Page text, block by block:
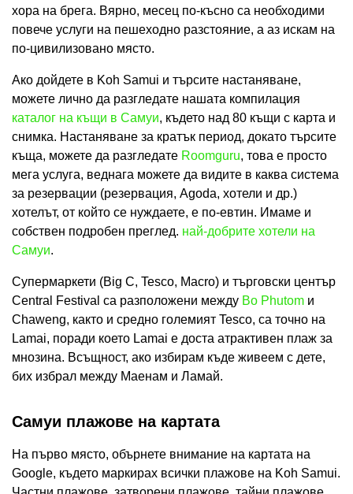
хора на брега. Вярно, месец по-късно са необходими
повече услуги на пешеходно разстояние, а аз искам на
по-цивилизовано място.
Ако дойдете в Koh Samui и търсите настаняване,
можете лично да разгледате нашата компилация
каталог на къщи в Самуи, където над 80 къщи с карта и
снимка. Настаняване за кратък период, докато търсите
къща, можете да разгледате Roomguru, това е просто
мега услуга, веднага можете да видите в каква система
за резервации (резервация, Agoda, хотели и др.)
хотелът, от който се нуждаете, е по-евтин. Имаме и
собствен подробен преглед. най-добрите хотели на
Самуи.
Супермаркети (Big C, Tesco, Macro) и търговски център
Central Festival са разположени между Bo Phutom и
Chaweng, както и средно големият Tesco, са точно на
Lamai, поради което Lamai е доста атрактивен плаж за
мнозина. Всъщност, ако избирам къде живеем с дете,
бих избрал между Маенам и Ламай.
Самуи плажове на картата
На първо място, обърнете внимание на картата на
Google, където маркирах всички плажове на Koh Samui.